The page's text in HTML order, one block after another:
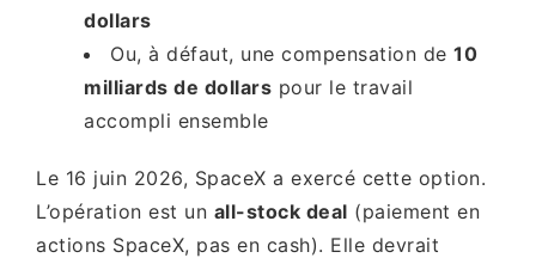
dollars
Ou, à défaut, une compensation de 10
milliards de dollars pour le travail
accompli ensemble
Le 16 juin 2026, SpaceX a exercé cette option.
L’opération est un all-stock deal (paiement en
actions SpaceX, pas en cash). Elle devrait